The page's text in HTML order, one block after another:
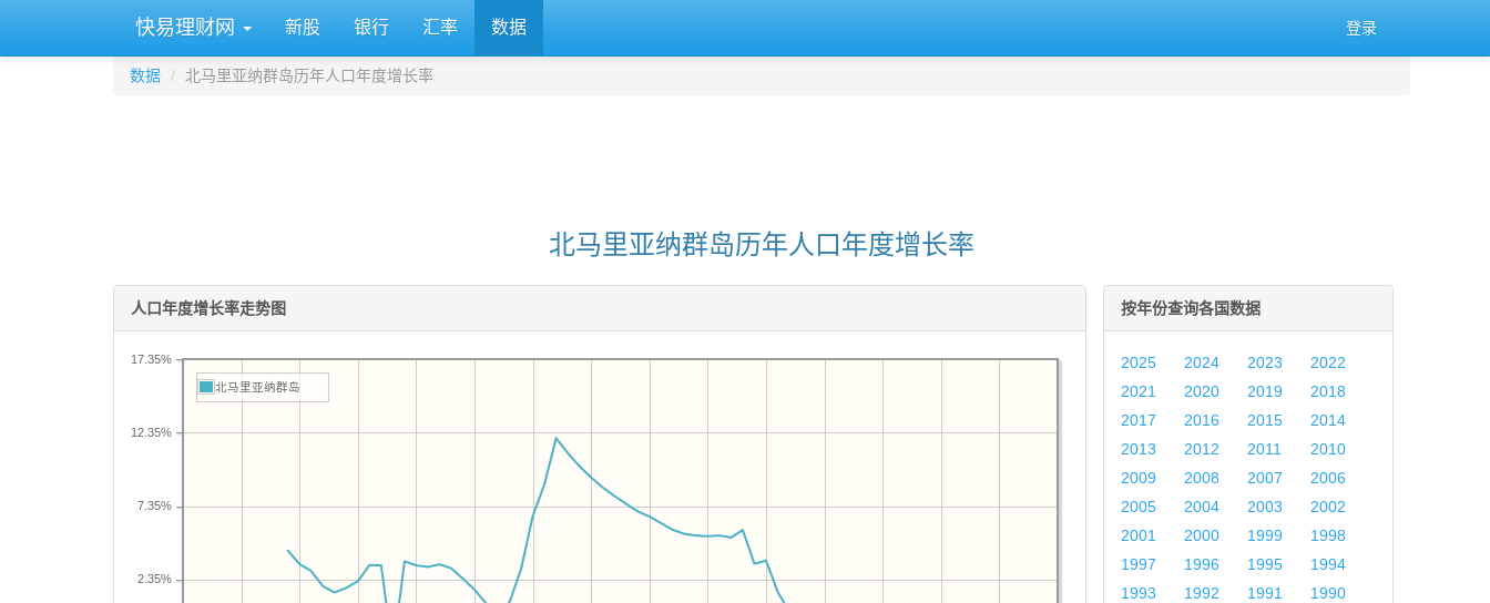
快易理财网 新股 银行 汇率 数据 登录
数据 北马里亚纳群岛历年人口年度增长率
北马里亚纳群岛历年人口年度增长率
人口年度增长率走势图
2.35%
7.35%
12.35%
17.35%
北马里亚纳群岛
按年份查询各国数据
2025 2024 2023
2022
2021
2020 2019
2018
2017
2016 2015
2014
2013
2012 2011
2010
2009
2008 2007
2006
2005
2004 2003
2002
2001
2000 1999
1998
1997
1996 1995
1994
1993
1992 1991
1990